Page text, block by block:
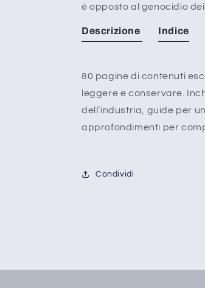
è opposto al genocidio
Descrizione
80 pagine di contenuti
leggere e conservare.
dell’industria, guide per
approfondimenti per
Indice
Condividi